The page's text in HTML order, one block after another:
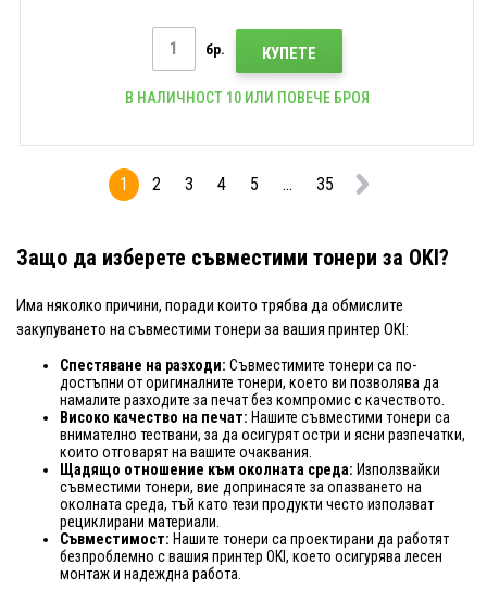
бр. КУПЕТЕ
В НАЛИЧНОСТ 10 ИЛИ ПОВЕЧЕ БРОЯ
1 2 3 4 5 ... 35
Защо да изберете съвместими тонери за OKI?
Има няколко причини, поради които трябва да обмислите
закупуването на съвместими тонери за вашия принтер OKI:
Спестяване на разходи: Съвместимите тонери са по-
достъпни от оригиналните тонери, което ви позволява да
намалите разходите за печат без компромис с качеството.
Високо качество на печат: Нашите съвместими тонери са
внимателно тествани, за да осигурят остри и ясни разпечатки,
които отговарят на вашите очаквания.
Щадящо отношение към околната среда: Използвайки
съвместими тонери, вие допринасяте за опазването на
околната среда, тъй като тези продукти често използват
рециклирани материали.
Съвместимост: Нашите тонери са проектирани да работят
безпроблемно с вашия принтер OKI, което осигурява лесен
монтаж и надеждна работа.